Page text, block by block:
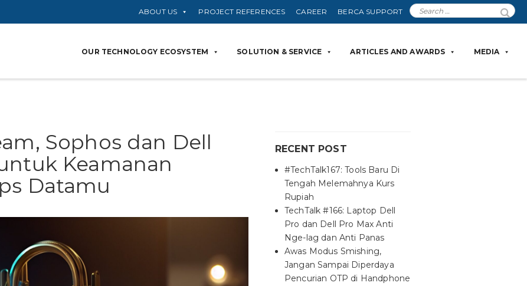
ABOUT US PROJECT REFERENCES CAREER BERCA SUPPORT
OUR TECHNOLOGY ECOSYSTEM SOLUTION & SERVICE ARTICLES AND AWARDS MEDIA
Sophos dan Dell
Keamanan
Datamu
RECENT POST
#TechTalk167: Tools Baru Di
Tengah Melemahnya Kurs
Rupiah
TechTalk #166: Laptop Dell
Pro dan Dell Pro Max Anti
Nge-lag dan Anti Panas
Awas Modus Smishing,
Jangan Sampai Diperdaya
Pencurian OTP di Handphone